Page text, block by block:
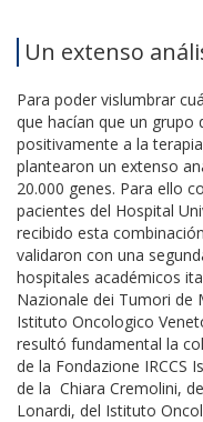
Un extenso
Para poder vislumbrar
que hacían que un grupo
positivamente a la
plantearon un extenso
20.000 genes. Para ello
pacientes del Hospital
recibido esta
validaron con una
hospitales académicos
Nazionale dei Tumori de
Istituto Oncologico
resultó fundamental la
de la Fondazione IRCCS
de la Chiara Cremolini,
Lonardi, del Istituto